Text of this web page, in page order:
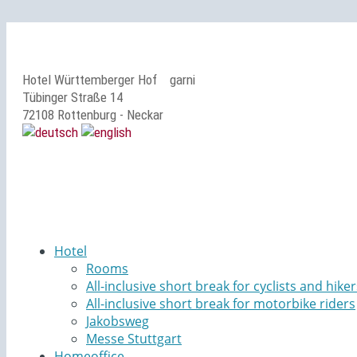
Hotel Württemberger Hof
garni
Tübinger Straße 14
72108 Rottenburg - Neckar
Hotel
Rooms
All-inclusive short break for cyclists and
All-inclusive short break for motorbike riders
Jakobsweg
Messe Stuttgart